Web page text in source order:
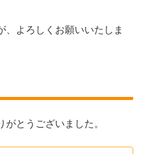
、よろしくお願いいたしま
とうございました。